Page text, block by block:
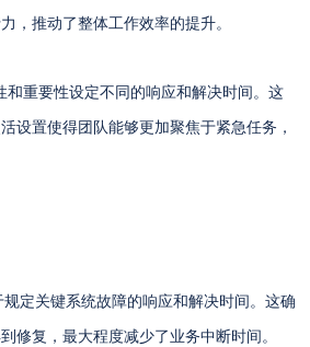
，推动了整体工作效率的提升。
和重要性设定不同的响应和解决时间。这
设置使得团队能够更加聚焦于紧急任务，
规定关键系统故障的响应和解决时间。这确
修复，最大程度减少了业务中断时间。